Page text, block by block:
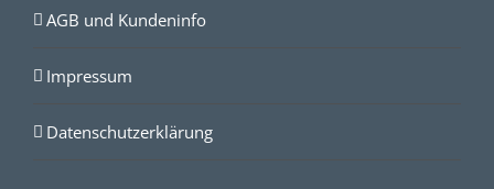
AGB und Kundeninfo
Impressum
Datenschutzerklärung